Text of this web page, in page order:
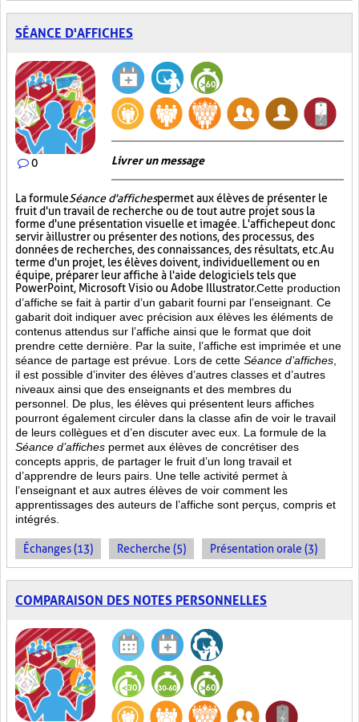
SÉANCE D'AFFICHES
0 Livrer un message
La formuleSéance d'affichespermet aux élèves de présenter le
fruit d'un travail de recherche ou de tout autre projet sous la
forme d'une présentation visuelle et imagée. L'affichepeut donc
servir à illustrer ou présenter des notions, des processus, des
données de recherches, des connaissances, des résultats, etc. Au
terme d'un projet, les élèves doivent, individuellement ou en
équipe, préparer leur affiche à l'aide de logiciels tels que
PowerPoint, Microsoft Visio ou Adobe Illustrator.Cette production
d’affiche se fait à partir d’un gabarit fourni par l’enseignant. Ce
gabarit doit indiquer avec précision aux élèves les éléments de
contenus attendus sur l’affiche ainsi que le format que doit
prendre cette dernière. Par la suite, l’affiche est imprimée et une
séance de partage est prévue. Lors de cette Séance d’affiches
il est possible d’inviter des élèves d’autres classes et d’autres
niveaux ainsi que des enseignants et des membres du
personnel. De plus, les élèves qui présentent leurs affiches
pourront également circuler dans la classe afin de voir le travail
de leurs collègues et d’en discuter avec eux. La formule de la
Séance d’affiches permet aux élèves de concrétiser des
concepts appris, de partager le fruit d’un long travail et
d’apprendre de leurs pairs. Une telle activité permet à
l’enseignant et aux autres élèves de voir comment les
apprentissages des auteurs de l’affiche sont perçus, compris et
intégrés.
Échanges (13) Recherche (5) Présentation orale (3)
COMPARAISON DES NOTES PERSONNELLES